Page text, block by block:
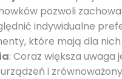
pozwoli
indywidualne
które mają dla
: Coraz większa
i